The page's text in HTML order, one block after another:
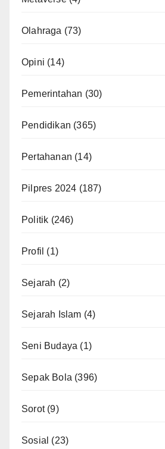
Olahraga (73)
Opini (14)
Pemerintahan (30)
Pendidikan (365)
Pertahanan (14)
Pilpres 2024 (187)
Politik (246)
Profil (1)
Sejarah (2)
Sejarah Islam (4)
Seni Budaya (1)
Sepak Bola (396)
Sorot(9)
Sosial (23)